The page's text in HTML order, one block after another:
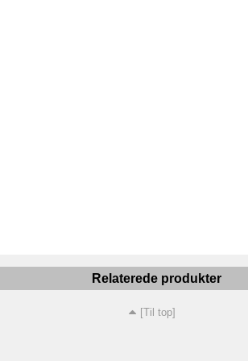
Relaterede produkter
[Til top]